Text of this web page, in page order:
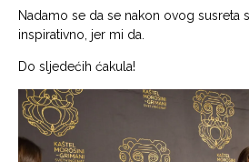
Nadamo se da se nakon ovog susreta
inspirativno, jer mi da.
Do sljedećih ćakula!